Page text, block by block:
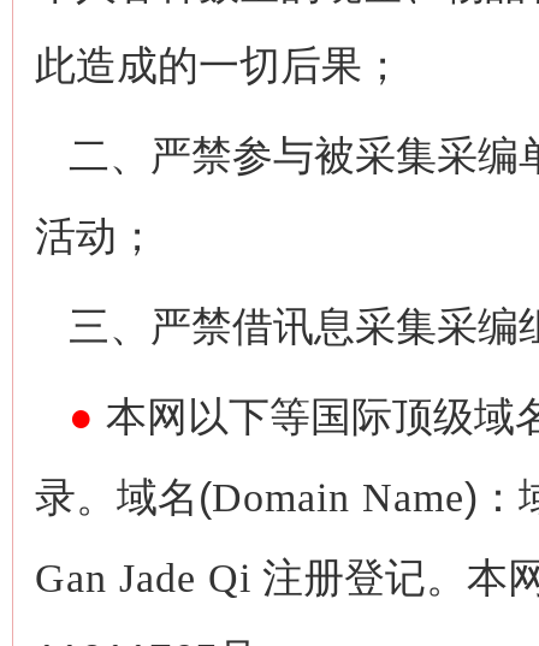
此造成的一切后果；
二、严禁参与被采集采编
活动；
三、严禁借讯息采集采
● 本网以下等国际顶级域
录。域名(Domain Name)：
Gan Jade Qi 注册登记。本